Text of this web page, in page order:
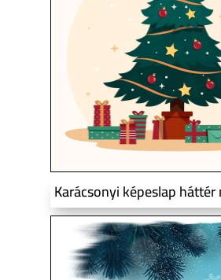
Karácsonyi képeslap